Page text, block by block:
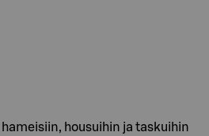
housuihin ja taskuihin